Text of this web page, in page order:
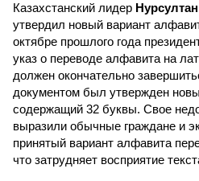
Казахстанский лидер
утвердил новый вариант
октябре прошлого года
указ о переводе алфавита на
должен окончательно
документом был утвержден
содержащий 32 буквы. Свое
выразили обычные граждане и
принятый вариант алфавита
что затрудняет восприятие